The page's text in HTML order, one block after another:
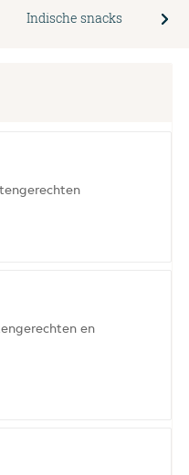
Indische snacks
en